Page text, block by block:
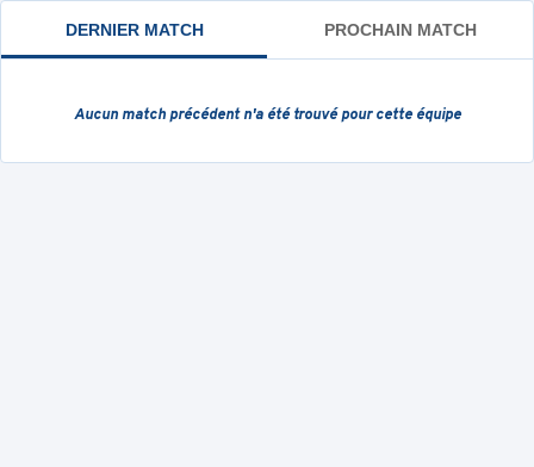
DERNIER MATCH PROCHAIN MATCH
Aucun match précédent n'a été trouvé pour cette équipe